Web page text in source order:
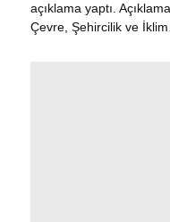
açıklama yaptı.
Çevre, Şehircilik ve